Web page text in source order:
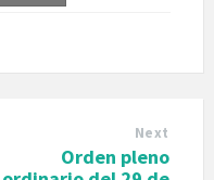
Next
Orden pleno